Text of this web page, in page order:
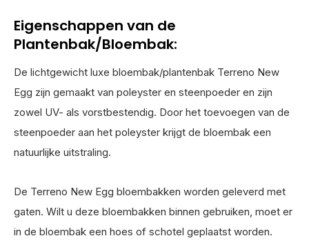
Eigenschappen van de
Plantenbak/Bloembak:
De lichtgewicht luxe bloembak/plantenbak Terreno New
Egg zijn gemaakt van poleyster en steenpoeder en zijn
zowel UV- als vorstbestendig. Door het toevoegen van de
steenpoeder aan het poleyster krijgt de bloembak een
natuurlijke uitstraling.
De Terreno New Egg bloembakken worden geleverd met
gaten. Wilt u deze bloembakken binnen gebruiken, moet er
in de bloembak een hoes of schotel geplaatst worden.